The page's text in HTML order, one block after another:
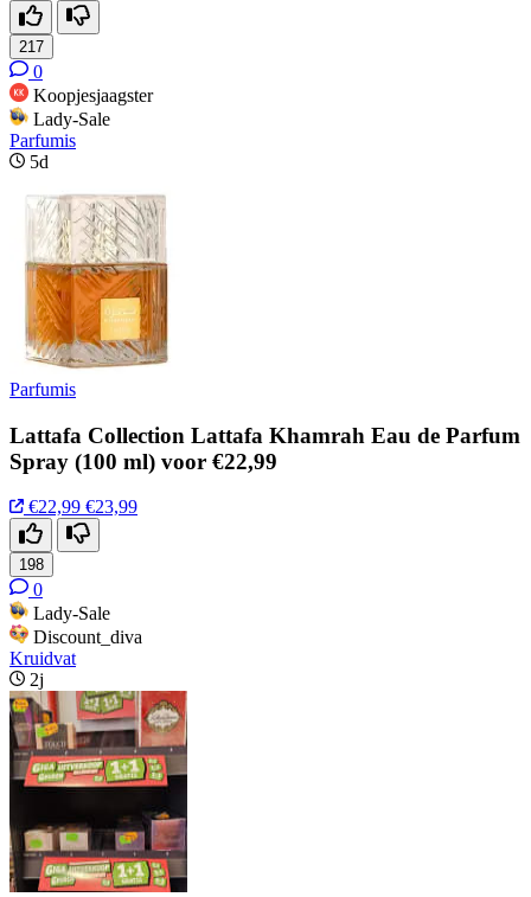
217
0
Koopjesjaagster
Lady-Sale
Parfumis
5d
Parfumis
Lattafa Collection Lattafa Khamrah Eau de Parfum
Spray (100 ml) voor €22,99
€22,99 €23,99
198
0
Lady-Sale
Discount_diva
Kruidvat
2j